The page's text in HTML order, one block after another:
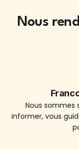
Nous
Nous sommes
informer, vous